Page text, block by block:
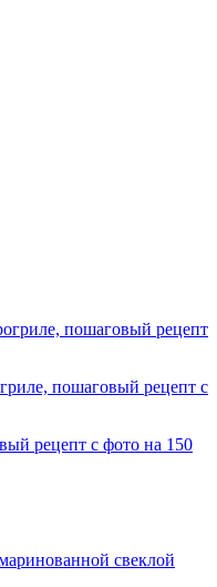
пошаговый рецепт
пошаговый рецепт с
рецепт с фото на 150
свеклой